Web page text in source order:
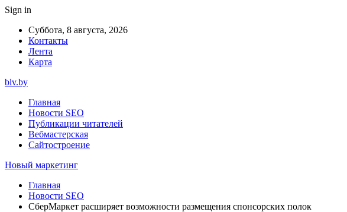
Sign in
Суббота, 8 августа, 2026
Контакты
Лента
Карта
blv.by
Главная
Новости SEO
Публикации читателей
Вебмастерская
Сайтостроение
Новый маркетинг
Главная
Новости SEO
СберМаркет расширяет возможности размещения спонсорских полок